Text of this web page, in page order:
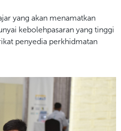
yang akan menamatkan
kebolehpasaran yang tinggi
penyedia perkhidmatan